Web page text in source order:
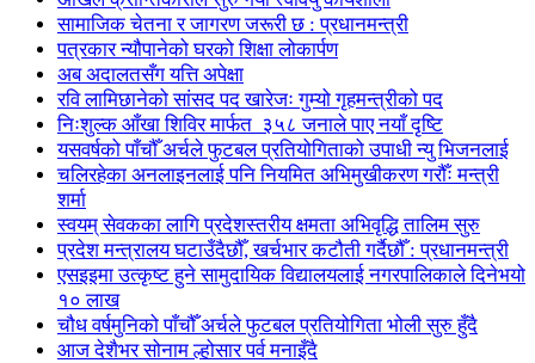
सामाजिक चेतना र जागरण जरूरी छ : प्रधानमन्त्री
पत्रकार न्यौपानेको घरको शिक्षा लोकार्पण
अब अदालतसँग यत्ति अपेक्षा
रवि लामिछानेको सांसद पद खारेजः गुम्यो गृहमन्त्रीको पद
निःशुल्क आँखा शिविर मार्फत ३५८ जनाले पाए नयाँ दृष्टि
यसवर्षको पाँचौँ अर्चले फुटबल प्रतियोगिताको उपाधी न्यु भिजनलाई
चलिरहेका अनलाइनलाई पनि नियमित अभिमुखीकरण गरौँः मन्त्री
शर्मा
स्वयम् सेवकका लागि प्रदेशस्तरीय क्षमता अभिवृद्धि तालिम सुरु
प्रदेश मन्त्रालय घटाउँदैछौँ, खर्चभार कटौती गर्दैछौँ : प्रधानमन्त्री
एसइइमा उत्कृष्ट हुने सामुदायिक विद्यालयलाई नगरपालिकाले दिनेभयो
१० लाख
चौध वर्षमुनिको पाँचौँ अर्चले फुटबल प्रतियोगिता भोली सुरु हुँदै
आज देशैभर सोनाम ल्होसार पर्व मनाइँदै